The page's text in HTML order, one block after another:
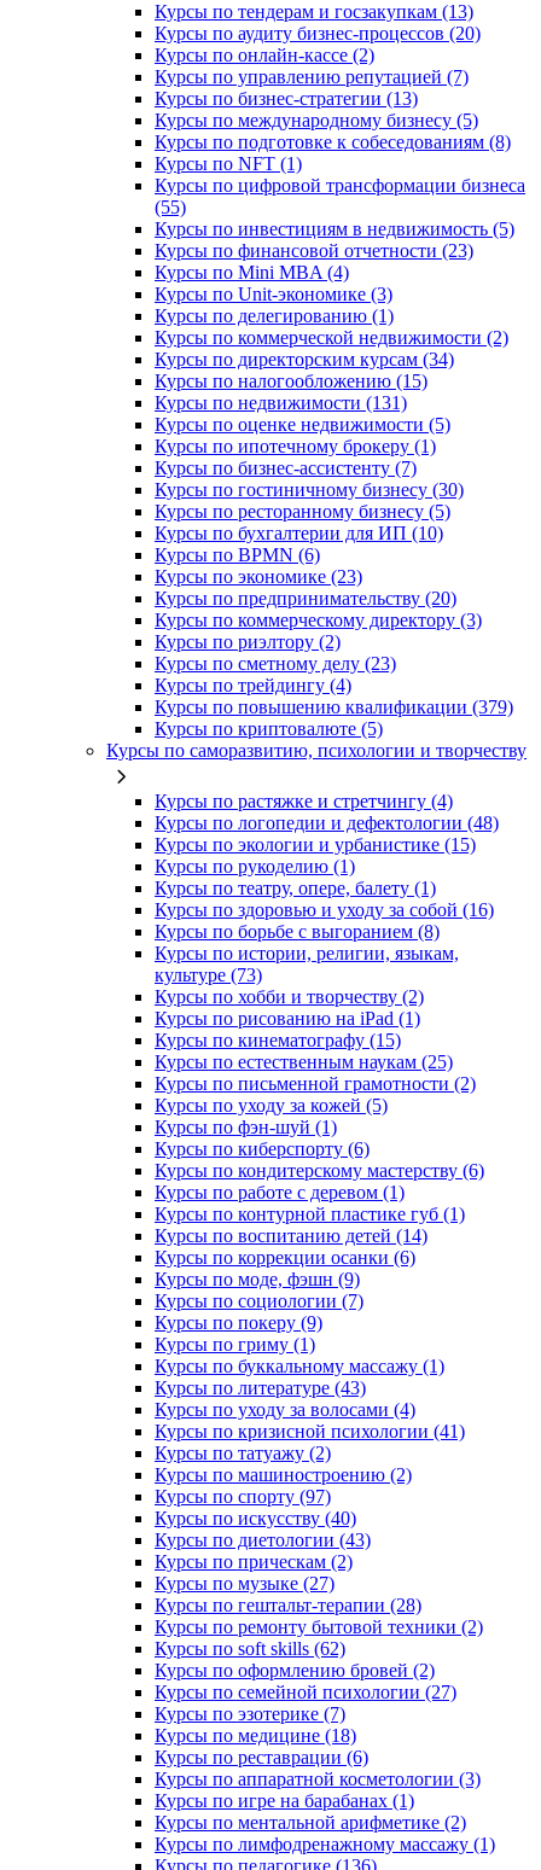
Курсы по тендерам и госзакупкам (13)
Курсы по аудиту бизнес-процессов (20)
Курсы по онлайн-кассе (2)
Курсы по управлению репутацией (7)
Курсы по бизнес-стратегии (13)
Курсы по международному бизнесу (5)
Курсы по подготовке к собеседованиям (8)
Курсы по NFT (1)
Курсы по цифровой трансформации бизнеса
(55)
Курсы по инвестициям в недвижимость (5)
Курсы по финансовой отчетности (23)
Курсы по Mini MBA (4)
Курсы по Unit-экономике (3)
Курсы по делегированию (1)
Курсы по коммерческой недвижимости (2)
Курсы по директорским курсам (34)
Курсы по налогообложению (15)
Курсы по недвижимости (131)
Курсы по оценке недвижимости (5)
Курсы по ипотечному брокеру (1)
Курсы по бизнес-ассистенту (7)
Курсы по гостиничному бизнесу (30)
Курсы по ресторанному бизнесу (5)
Курсы по бухгалтерии для ИП (10)
Курсы по BPMN (6)
Курсы по экономике (23)
Курсы по предпринимательству (20)
Курсы по коммерческому директору (3)
Курсы по риэлтору (2)
Курсы по сметному делу (23)
Курсы по трейдингу (4)
Курсы по повышению квалификации (379)
Курсы по криптовалюте (5)
Курсы по саморазвитию, психологии и творчеству
Курсы по растяжке и стретчингу (4)
Курсы по логопедии и дефектологии (48)
Курсы по экологии и урбанистике (15)
Курсы по рукоделию (1)
Курсы по театру, опере, балету (1)
Курсы по здоровью и уходу за собой (16)
Курсы по борьбе с выгоранием (8)
Курсы по истории, религии, языкам,
культуре (73)
Курсы по хобби и творчеству (2)
Курсы по рисованию на iPad (1)
Курсы по кинематографу (15)
Курсы по естественным наукам (25)
Курсы по письменной грамотности (2)
Курсы по уходу за кожей (5)
Курсы по фэн-шуй (1)
Курсы по киберспорту (6)
Курсы по кондитерскому мастерству (6)
Курсы по работе с деревом (1)
Курсы по контурной пластике губ (1)
Курсы по воспитанию детей (14)
Курсы по коррекции осанки (6)
Курсы по моде, фэшн (9)
Курсы по социологии (7)
Курсы по покеру (9)
Курсы по гриму (1)
Курсы по буккальному массажу (1)
Курсы по литературе (43)
Курсы по уходу за волосами (4)
Курсы по кризисной психологии (41)
Курсы по татуажу (2)
Курсы по машиностроению (2)
Курсы по спорту (97)
Курсы по искусству (40)
Курсы по диетологии (43)
Курсы по прическам (2)
Курсы по музыке (27)
Курсы по гештальт-терапии (28)
Курсы по ремонту бытовой техники (2)
Курсы по soft skills (62)
Курсы по оформлению бровей (2)
Курсы по семейной психологии (27)
Курсы по эзотерике (7)
Курсы по медицине (18)
Курсы по реставрации (6)
Курсы по аппаратной косметологии (3)
Курсы по игре на барабанах (1)
Курсы по ментальной арифметике (2)
Курсы по лимфодренажному массажу (1)